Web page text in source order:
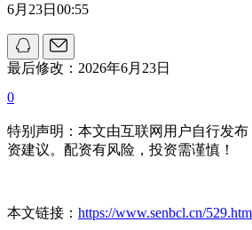
6月23日00:55
最后修改：2026年6月23日
0
特别声明：本文由互联网用户自行发
资建议。配资有风险，投资需谨慎！
本文链接： https://www.senbcl.cn/